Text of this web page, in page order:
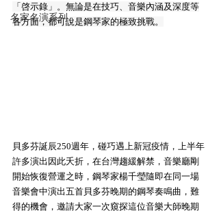
名家名演系列
「啓示錄」。無論是在技巧、音樂內涵及深度等
各方面，都可說是鋼琴家的極致挑戰。
貝多芬誕辰250週年，碰巧遇上新冠疫情，上半年
許多演出因此夭折，在台灣趨緩解禁，音樂廳剛
開始恢復營運之時，鋼琴家楊千瑩隨即在同一場
音樂會中演出五首貝多芬晚期的鋼琴奏鳴曲，難
得的機會，邀請大家一次窺探這位音樂大師晚期